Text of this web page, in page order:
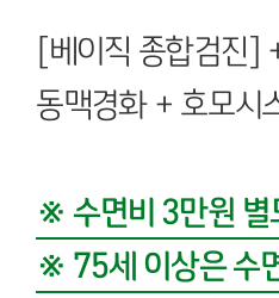
[베이직 종합검진]
동맥경화 + 호모시
※ 수면비 3만원 별
※ 75세 이상은 수